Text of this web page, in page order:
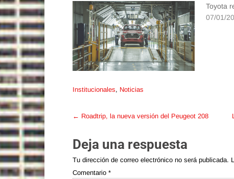
Toyota
07/01/
Institucionales, Noticias
Post
← Roadtrip, la nueva versión del Peugeot 208
Deja una respuesta
Tu dirección de correo electrónico no será publicada.
Comentario *